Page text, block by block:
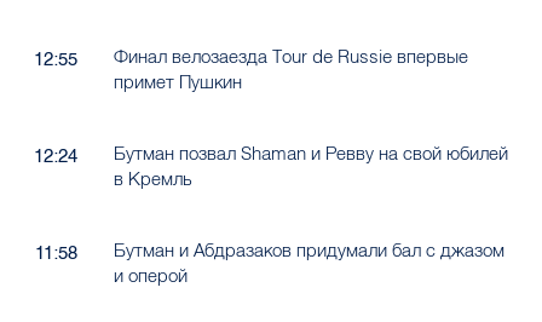
12:55
Финал велозаезда Tour de Russie впервые
примет Пушкин
12:24
Бутман позвал Shaman и Ревву на свой юбилей
в Кремль
11:58
Бутман и Абдразаков придумали бал с джазом
и оперой